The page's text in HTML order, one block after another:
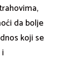
da bolje
koji se
i